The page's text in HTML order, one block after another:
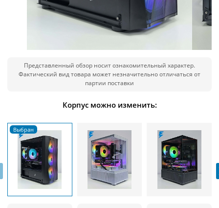
Представленный обзор носит ознакомительный характер.
Фактический вид товара может незначительно отличаться от
партии поставки
Корпус можно изменить: